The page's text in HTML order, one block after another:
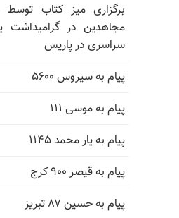
برگزاری میز کتاب توسط
مجاهدین در گرامیداشت
سراسری در پاریس
پیام به سیروس ۵۶۰۰
پیام به موسی ۱۱۱
پیام به یار محمد ۱۱۴۵
پیام به قیصر ۹۰۰ کرج
پیام به حسین ۸۷ تبریز